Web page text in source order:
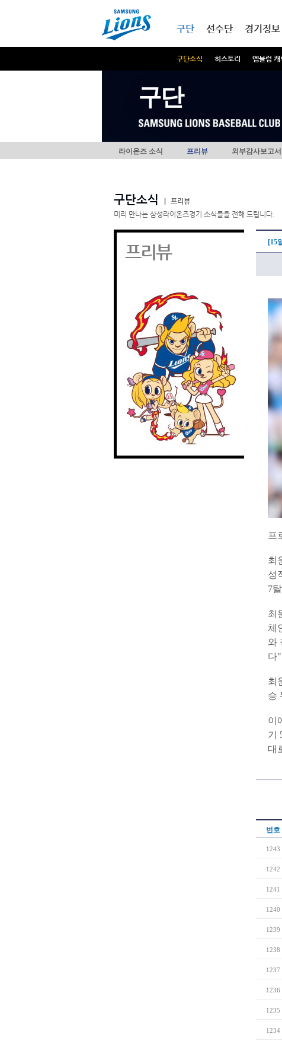
구단
구단소식 히스토리 엠블럼 캐
선수단 경기정보
구단
라이온즈 소식 프리뷰 외부감사보고서
구단소식
프리뷰
미리 만나는 삼성라이온즈경기 소식들을 전해 드립니다.
프리뷰 [15
프
최
성
7
최
체
와
다
최
승
이
기
대
번호
1243
1242
1241
1240
1239
1238
1237
1236
1235
1234